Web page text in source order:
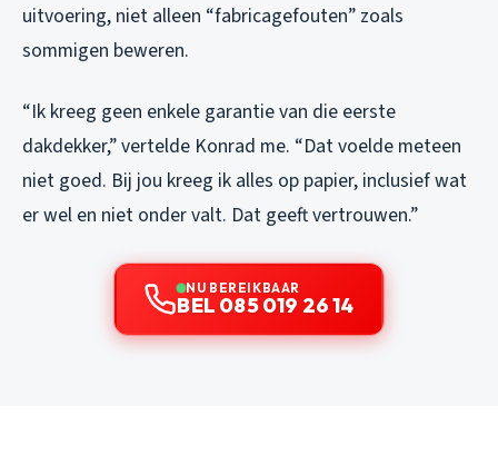
uitvoering, niet alleen “fabricagefouten” zoals
sommigen beweren.
“Ik kreeg geen enkele garantie van die eerste
dakdekker,” vertelde Konrad me. “Dat voelde meteen
niet goed. Bij jou kreeg ik alles op papier, inclusief wat
er wel en niet onder valt. Dat geeft vertrouwen.”
NU BEREIKBAAR
BEL 085 019 26 14